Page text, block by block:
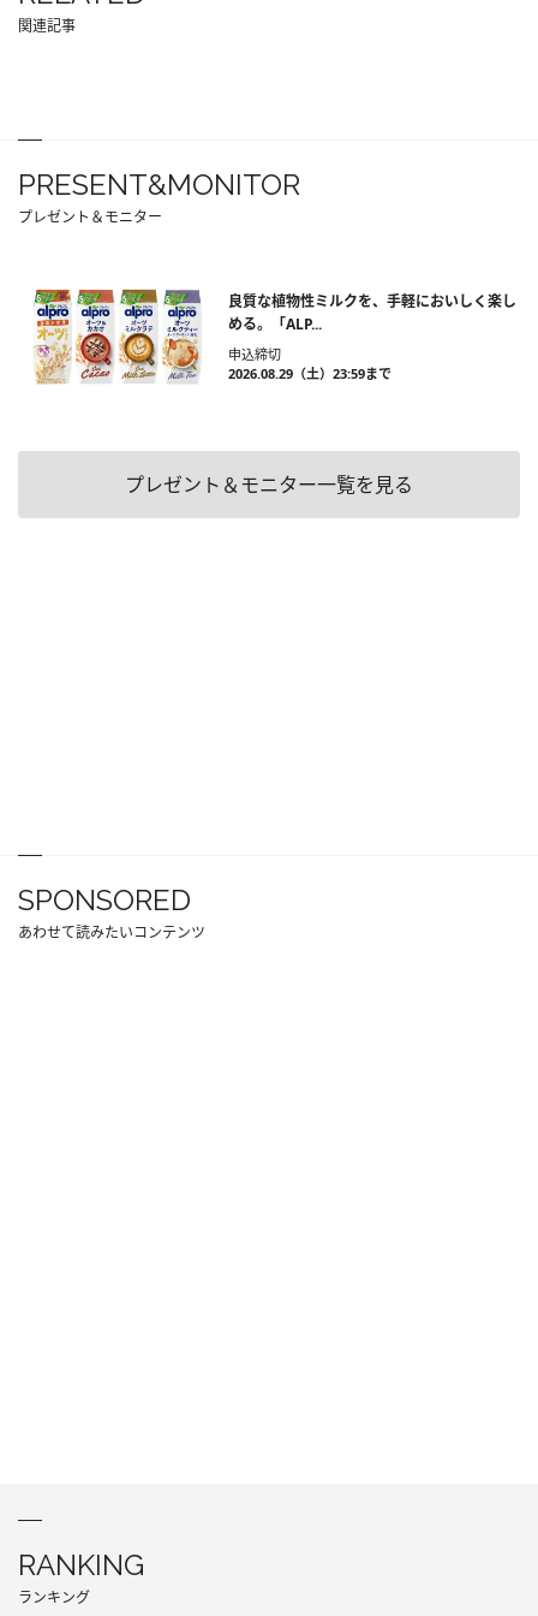
関連記事
PRESENT&MONITOR
プレゼント＆モニター
良質な植物性ミルクを、手軽においしく楽し
める。「ALP...
申込締切
2026.08.29（土）23:59まで
プレゼント＆モニター一覧を見る
SPONSORED
あわせて読みたいコンテンツ
RANKING
ランキング